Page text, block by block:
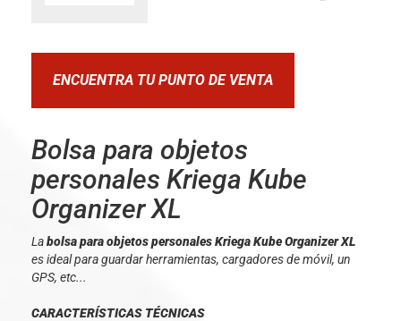
ENCUENTRA TU PUNTO DE VENTA
Bolsa para objetos
personales Kriega Kube
Organizer XL
Labolsa para objetos personales Kriega Kube Organizer XL
es ideal para guardar herramientas, cargadores de móvil, un
GPS, etc...
CARACTERÍSTICAS TÉCNICAS